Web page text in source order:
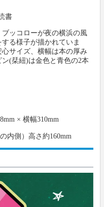
書
ッコローが夜の横浜の風
る様子が描かれていま
サイズ、横幅は本の厚み
(栞紐)は金色と青色の2本
× 横幅310mm
内側）高さ約160mm